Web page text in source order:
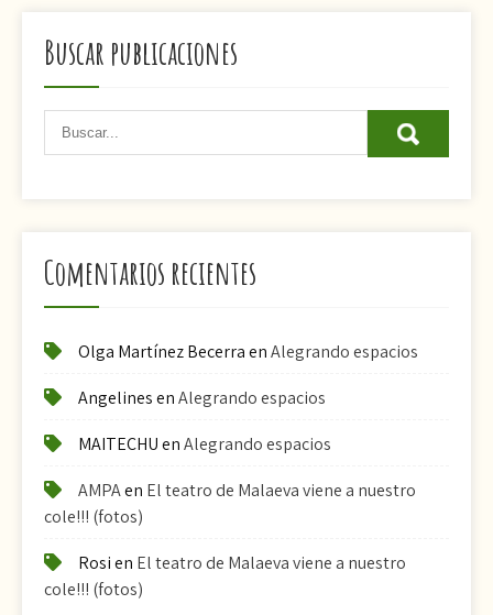
Buscar publicaciones
Comentarios recientes
Olga Martínez BecerraenAlegrando espacios
AngelinesenAlegrando espacios
MAITECHUenAlegrando espacios
AMPAen El teatro de Malaeva viene a nuestro
cole!!! (fotos)
Rosien El teatro de Malaeva viene a nuestro
cole!!! (fotos)